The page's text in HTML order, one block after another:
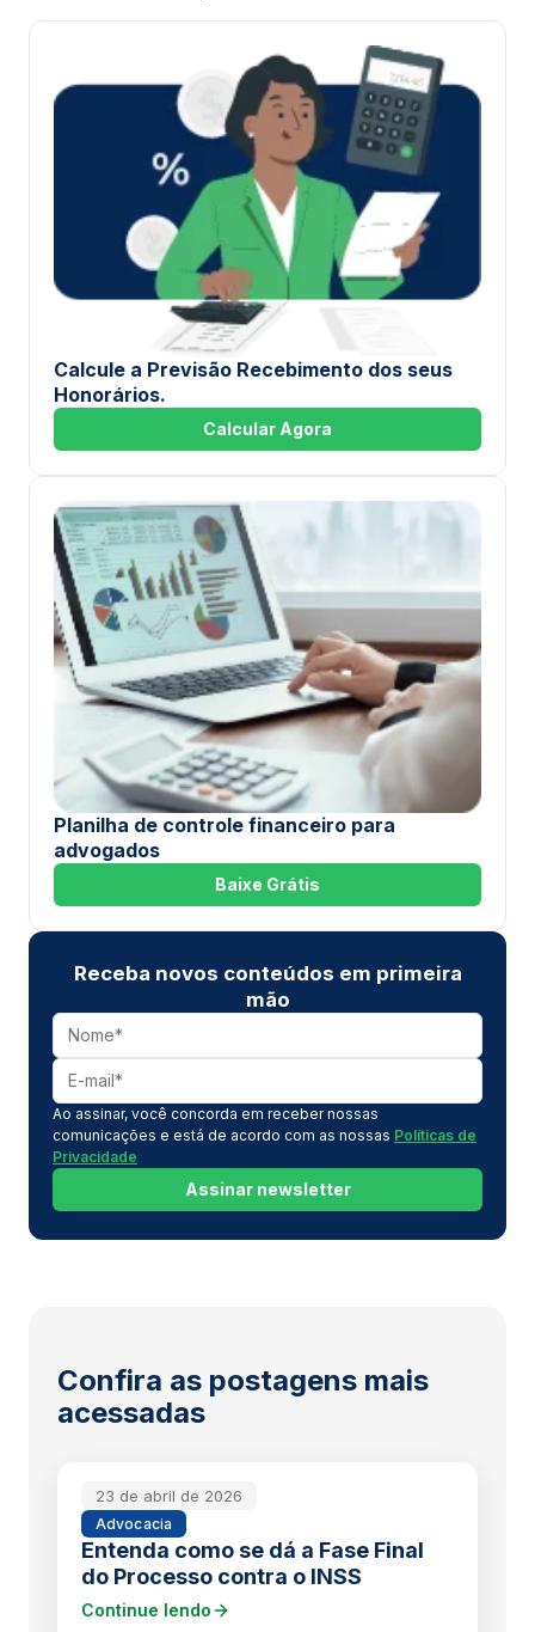
Calcule a Previsão Recebimento dos seus
Honorários.
Calcular Agora
Planilha de controle financeiro para
advogados
Baixe Grátis
Receba novos conteúdos em primeira
mão
Ao assinar, você concorda em receber nossas
comunicações e está de acordo com as nossas Políticas de
Privacidade
Assinar newsletter
Confira as postagens mais
acessadas
23 de abril de 2026
Advocacia
Entenda como se dá a Fase Final
do Processo contra o INSS
Continue lendo